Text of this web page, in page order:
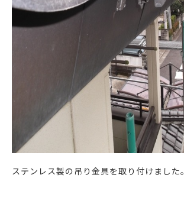
ステンレス製の吊り金具を取り付けました。